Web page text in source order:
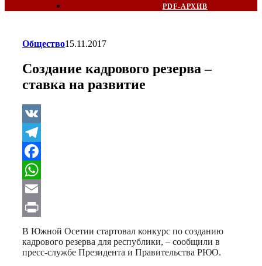
PDF-АРХИВ
Общество15.11.2017
Создание кадрового резерва –
ставка на развитие
VK
Telegram
Facebook
WhatsApp
Email
Print
В Южной Осетии стартовал конкурс по созданию
кадрового резерва для республики, – сообщили в
пресс-службе Президента и Правительства РЮО.